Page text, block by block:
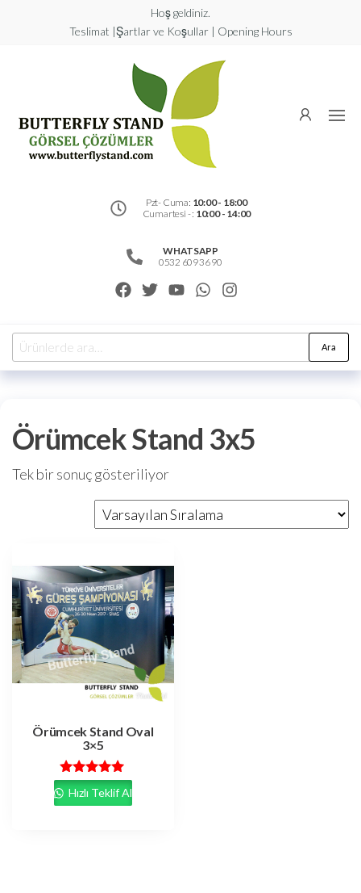
Hoş geldiniz.
Teslimat |Şartlar ve Koşullar | Opening Hours
Görsel
Pzt- Cuma: 10:00 - 18:00
Cumartesi - : 10:00 - 14:00
WHATSAPP
0532 609 36 90
Ara
Örümcek Stand 3x5
Tek bir sonuç gösteriliyor
Örümcek Stand Oval
3×5
5 üzerinden
5.00
oy aldı
Hızlı Teklif Al